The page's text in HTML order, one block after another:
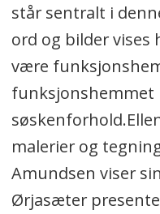
står sentralt i
ord og bilder vises
være
funksjonshemmet
malerier og
Amundsen viser
Ørjasæter